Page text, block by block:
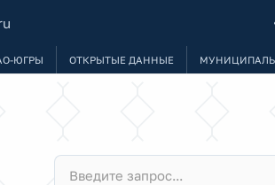
ЮГРЫ ОТКРЫТЫЕ ДАННЫЕ